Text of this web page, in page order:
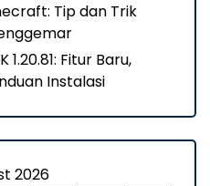
Tip dan Trik
Fitur Baru,
Instalasi
2026